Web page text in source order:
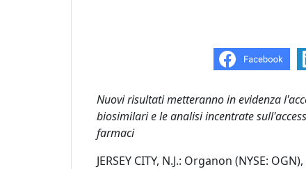
Nuovi risultati metteranno in evidenza
biosimilari e le analisi incentrate
farmaci
JERSEY CITY, N.J.: Organon (NYSE: